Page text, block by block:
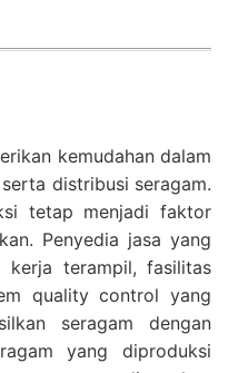
kemudahan dalam
distribusi seragam.
tetap menjadi faktor
Penyedia jasa yang
kerja terampil, fasilitas
quality control yang
seragam dengan
yang diproduksi